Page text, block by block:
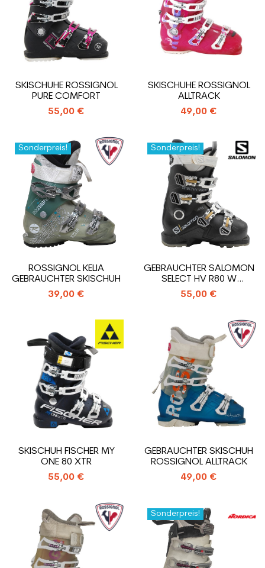
SKISCHUHE ROSSIGNOL
PURE COMFORT
55,00 €
SKISCHUHE ROSSIGNOL
ALLTRACK
49,00 €
ROSSIGNOL KELIA
GEBRAUCHTER SKISCHUH
39,00 €
Sonderpreis!
GEBRAUCHTER SALOMON
SELECT HV R80 W
SKISCHUH
55,00 €
Sonderpreis!
SKISCHUH FISCHER MY
ONE 80 XTR
55,00 €
GEBRAUCHTER SKISCHUH
ROSSIGNOL ALLTRACK
49,00 €
Sonderpreis!